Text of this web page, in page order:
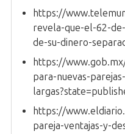
https://
revela-que-el-62-
de-su-dinero-
https://
para-nuevas-
https://
pareja-ventajas-y-